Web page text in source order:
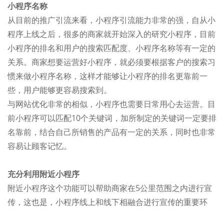
小程序名称
从目前的推广引流来看，小程序引流能力非常的强，自从小
程序上线之后，很多的商家就开始深入的研究小程序，目前
小程序的排名和用户的搜索匹配度、小程序名称等有一定的
关系。商家想要运营好小程序，就必须要根据客户的搜索习
惯来做小程序名称，这样才能够让小程序的排名更靠前一
些，用户能够更容易搜索到。
与网站优化非常的相似，小程序也需要日常用心去运营。目
前小程序可以匹配10个关键词，加所制定的关键词一定要排
名靠前，结合自己所销售的产品有一定的关系，同时也非常
容易让顾客记忆。
充分利用附近小程序
附近小程序这个功能可以帮助商家在5公里范围之内进行宣
传，这也是，小程序线上和线下相融合进行宣传的重要环